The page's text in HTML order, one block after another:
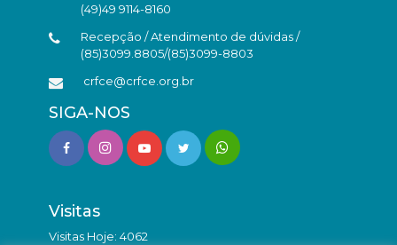
(49)49 9114-8160
Recepção / Atendimento de dúvidas /
(85)3099.8805/(85)3099-8803
crfce@crfce.org.br
SIGA-NOS
Visitas
Visitas Hoje: 4062